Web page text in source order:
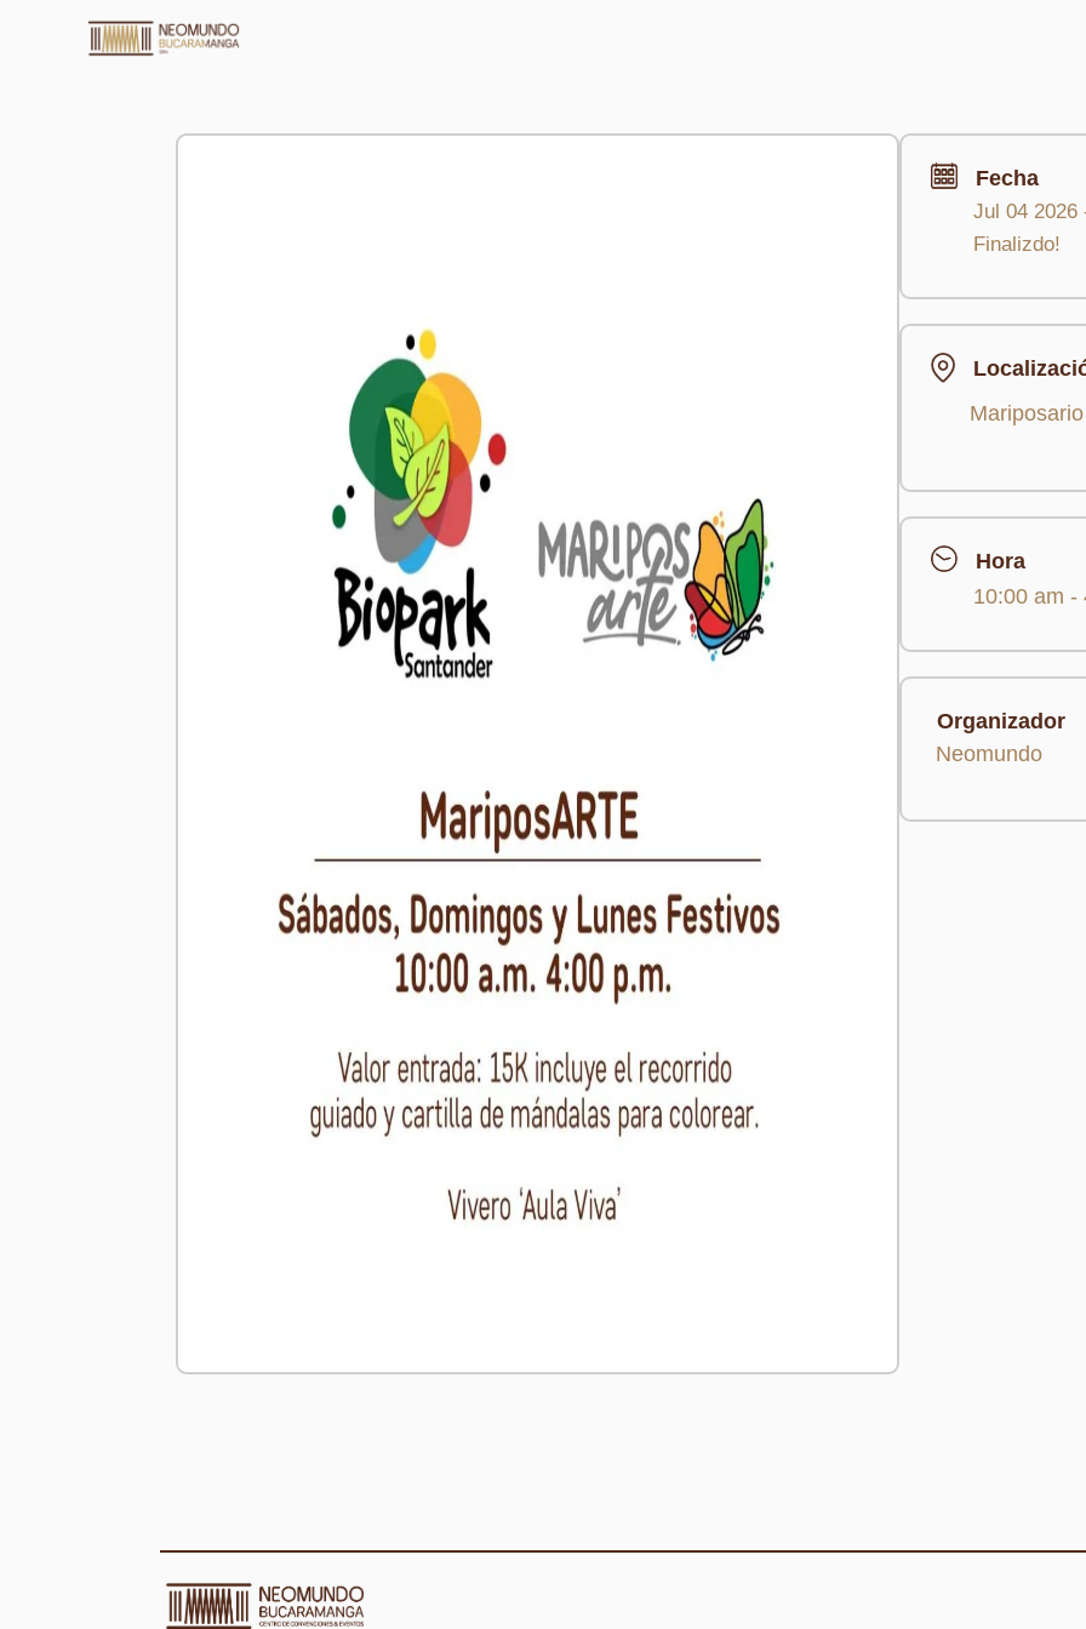
Fecha
Jul 04 2026
Finalizdo!
Mariposario
Hora
10:00 am -
Organizador
Neomundo